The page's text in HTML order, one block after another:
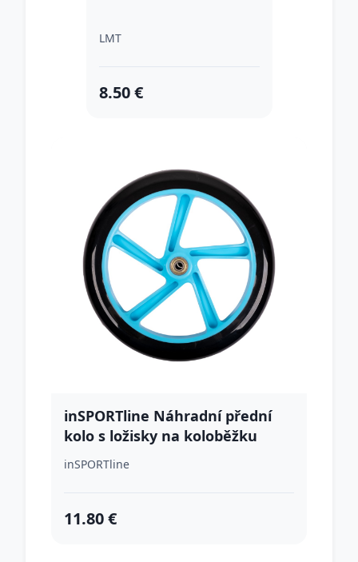
LMT
8.50 €
inSPORTline Náhradní přední
kolo s ložisky na koloběžku
Discola 230x30mm modrá
inSPORTline
11.80 €